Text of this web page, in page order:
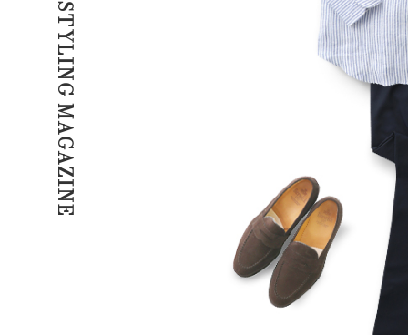
STYLING MAGAZINE